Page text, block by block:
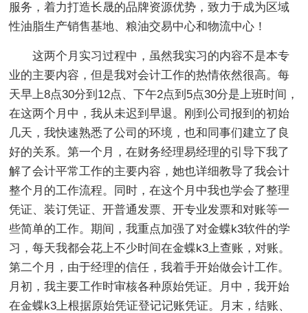
服务，着力打造长晟的品牌资源优势，致力于成为区域
性油脂生产销售基地、粮油交易中心和物流中心！
这两个月实习过程中，虽然我实习的内容不是本专
业的主要内容，但是我对会计工作的热情依然很高。每
天早上8点30分到12点、下午2点到5点30分是上班时间，
在这两个月中，我从未迟到早退。刚到公司报到的初始
几天，我快速熟悉了公司的环境，也和同事们建立了良
好的关系。第一个月，在财务经理易经理的引导下我了
解了会计平常工作的主要内容，她也详细教导了我会计
整个月的工作流程。同时，在这个月中我也学会了整理
凭证、装订凭证、开普通发票、开专业发票和对账等一
些简单的工作。期间，我重点加强了对金蝶k3软件的学
习，每天我都会花上不少时间在金蝶k3上查账，对账。
第二个月，由于经理的信任，我着手开始做会计工作。
月初，我主要工作时审核各种原始凭证。月中，我开始
在金蝶k3上根据原始凭证登记记账凭证。月末，结账、